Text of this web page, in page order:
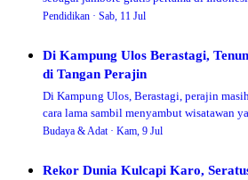
14 sekolah di Kabupaten Karo ikut
Pendidikan · Sab, 11 Jul
Di Kampung Ulos Berastagi,
di Tangan Perajin
Di Kampung Ulos, Berastagi, perajin
cara lama sambil menyambut wisatawan
prosesnya.
Budaya & Adat · Kam, 9 Jul
Rekor Dunia Kulcapi Karo,